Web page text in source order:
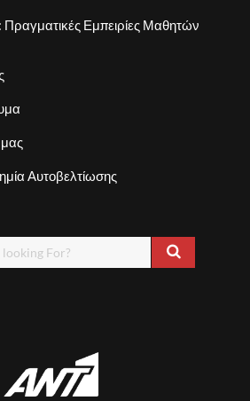
Πραγματικές Εμπειρίες Μαθητών
Αυτοβελτίωσης